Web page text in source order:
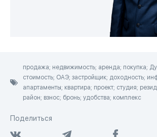
продажа; недвижимость; аренда; покупка;
стоимость; ОАЭ; застройщик; доходность;
апартаменты; квартира; проект; студия;
район; взнос; бронь; удобства; комплекс
Поделиться